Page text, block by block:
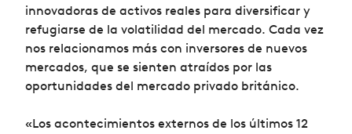
innovadoras de activos reales para diversificar y
refugiarse de la volatilidad del mercado. Cada vez
nos relacionamos más con inversores de nuevos
mercados, que se sienten atraídos por las
oportunidades del mercado privado británico.
«Los acontecimientos externos de los últimos 12